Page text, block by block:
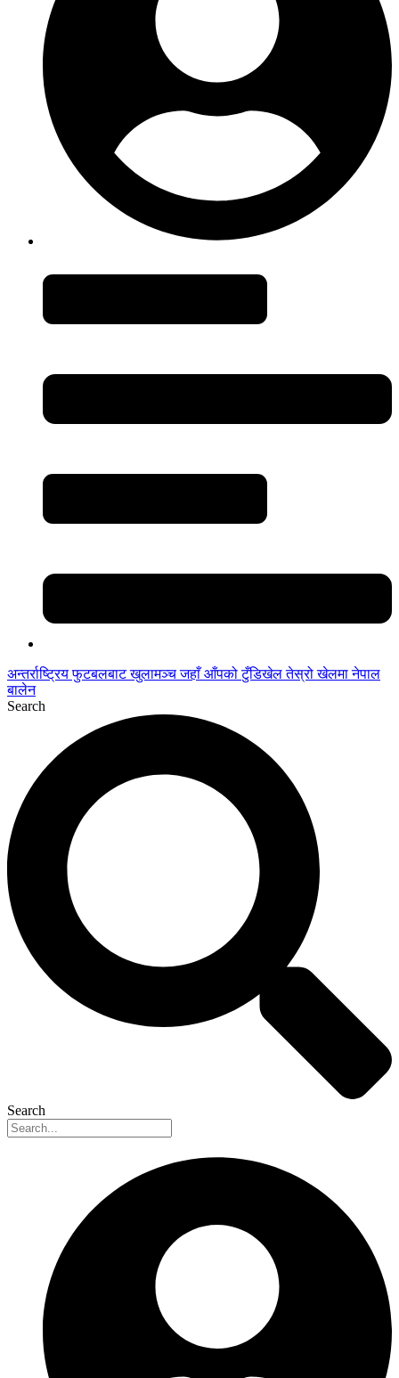
अन्तर्राष्ट्रिय फुटबलबाट खुलामञ्च जहाँ आँपको टुँडिखेल तेस्रो खेलमा नेपाल
बालेन
Search
Search